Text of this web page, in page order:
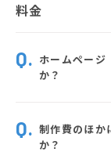
料金
ホームページ
か？
制作費のほか
か？